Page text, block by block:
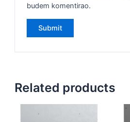
budem komentirao.
Related products